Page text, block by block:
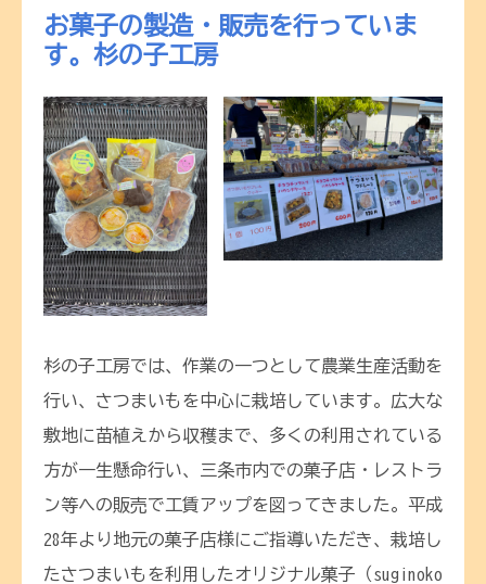
お菓子の製造・販売を行っていま
す。杉の子工房
杉の子工房では、作業の一つとして農業生産活動を
行い、さつまいもを中心に栽培しています。広大な
敷地に苗植えから収穫まで、多くの利用されている
方が一生懸命行い、三条市内での菓子店・レストラ
ン等への販売で工賃アップを図ってきました。平成
28年より地元の菓子店様にご指導いただき、栽培し
たさつまいもを利用したオリジナル菓子（suginoko